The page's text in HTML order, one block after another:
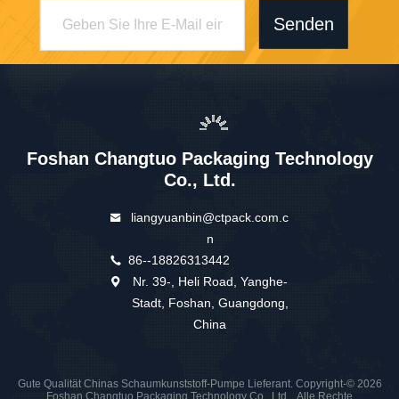
Senden
Foshan Changtuo Packaging Technology
Co., Ltd.
liangyuanbin@ctpack.com.c
n
86--18826313442
Nr. 39-, Heli Road, Yanghe-
Stadt, Foshan, Guangdong,
China
Gute Qualität Chinas Schaumkunststoff-Pumpe Lieferant. Copyright-© 2026